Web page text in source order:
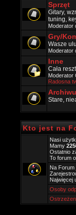
Sprzęt
Gitary,
tuning,
Moderator
Gry/
Wasze
Moderator
Inne
Cała
Moderator
Radosna
Stare,
Kto jest na
Nasi
Mamy
Ostatnio
To forum
Na Forum
Najwięcej
Osoby